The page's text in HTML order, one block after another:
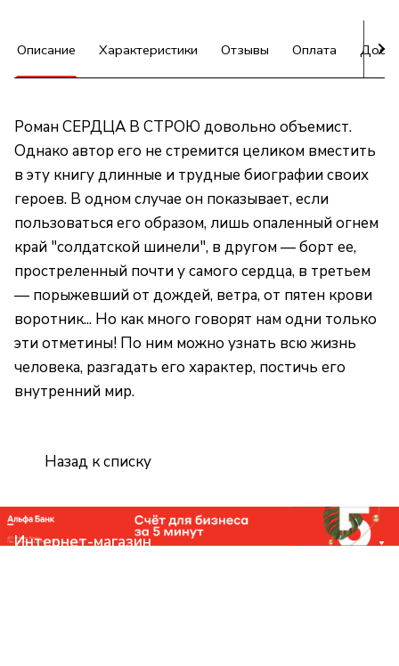
Описание Характеристики Отзывы Оплата
Роман СЕРДЦА В СТРОЮ довольно объемист.
Однако автор его не стремится целиком вместить
в эту книгу длинные и трудные биографии своих
героев. В одном случае он показывает, если
пользоваться его образом, лишь опаленный огнем
край "солдатской шинели", в другом — борт ее,
простреленный почти у самого сердца, в третьем
— порыжевший от дождей, ветра, от пятен крови
воротник... Но как много говорят нам одни только
эти отметины! По ним можно узнать всю жизнь
человека, разгадать его характер, постичь его
внутренний мир.
Назад к списку
Интернет-магазин